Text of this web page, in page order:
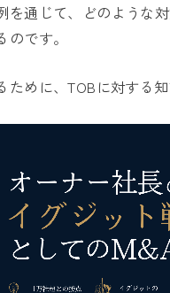
を通じて、どのような
です。
ために、TOBに対する